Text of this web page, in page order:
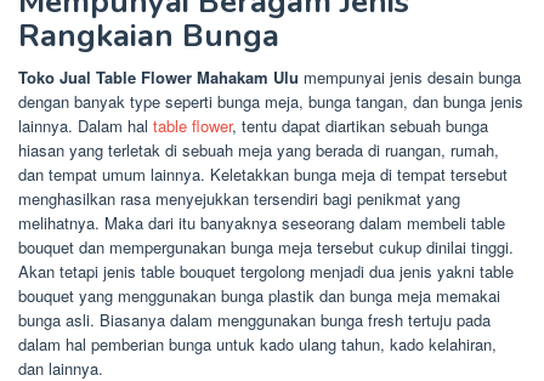
Rangkaian Bunga
Toko Jual Table Flower Mahakam Ulu mempunyai jenis desain bunga
dengan banyak type seperti bunga meja, bunga tangan, dan bunga jenis
lainnya. Dalam hal table flower, tentu dapat diartikan sebuah bunga
hiasan yang terletak di sebuah meja yang berada di ruangan, rumah,
dan tempat umum lainnya. Keletakkan bunga meja di tempat tersebut
menghasilkan rasa menyejukkan tersendiri bagi penikmat yang
melihatnya. Maka dari itu banyaknya seseorang dalam membeli table
bouquet dan mempergunakan bunga meja tersebut cukup dinilai tinggi.
Akan tetapi jenis table bouquet tergolong menjadi dua jenis yakni table
bouquet yang menggunakan bunga plastik dan bunga meja memakai
bunga asli. Biasanya dalam menggunakan bunga fresh tertuju pada
dalam hal pemberian bunga untuk kado ulang tahun, kado kelahiran,
dan lainnya.